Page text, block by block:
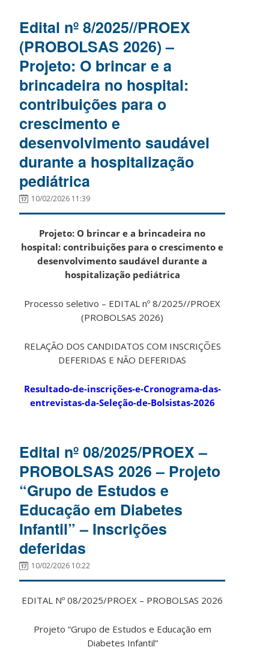
Edital nº 8/2025//PROEX
(PROBOLSAS 2026) –
Projeto: O brincar e a
brincadeira no hospital:
contribuições para o
crescimento e
desenvolvimento saudável
durante a hospitalização
pediátrica
10/02/2026 11:39
Projeto: O brincar e a brincadeira no
hospital: contribuições para o crescimento e
desenvolvimento saudável durante a
hospitalização pediátrica
Processo seletivo – EDITAL nº 8/2025//PROEX
(PROBOLSAS 2026)
RELAÇÃO DOS CANDIDATOS COM INSCRIÇÕES
DEFERIDAS E NÃO DEFERIDAS
Resultado-de-inscrições-e-Cronograma-das-
entrevistas-da-Seleção-de-Bolsistas-2026
Edital nº 08/2025/PROEX –
PROBOLSAS 2026 – Projeto
“Grupo de Estudos e
Educação em Diabetes
Infantil” – Inscrições
deferidas
10/02/2026 10:22
EDITAL Nº 08/2025/PROEX – PROBOLSAS 2026
Projeto “Grupo de Estudos e Educação em
Diabetes Infantil”